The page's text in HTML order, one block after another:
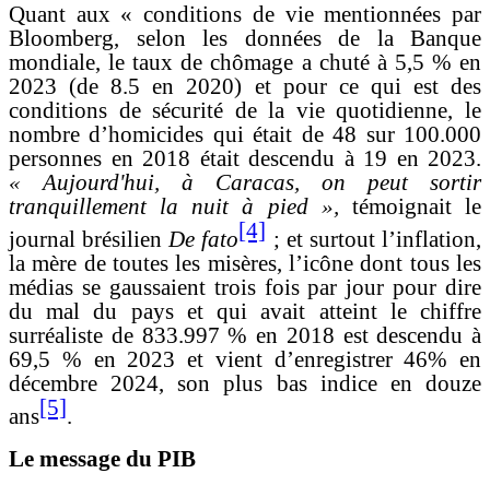
Quant aux « conditions de vie mentionnées par
Bloomberg, selon les données de la Banque
mondiale, le taux de chômage a chuté à 5,5 % en
2023 (de 8.5 en 2020) et pour ce qui est des
conditions de sécurité de la vie quotidienne, le
nombre d’homicides qui était de 48 sur 100.000
personnes en 2018 était descendu à 19 en 2023.
« Aujourd'hui, à Caracas, on peut sortir
tranquillement la nuit à pied », témoignait le
journal brésilienDe fato[4] ; et surtout l’inflation,
la mère de toutes les misères, l’icône dont tous les
médias se gaussaient trois fois par jour pour dire
du mal du pays et qui avait atteint le chiffre
surréaliste de 833.997 % en 2018 est descendu à
69,5 % en 2023 et vient d’enregistrer 46% en
décembre 2024, son plus bas indice en douze
ans[5].
Le message du PIB